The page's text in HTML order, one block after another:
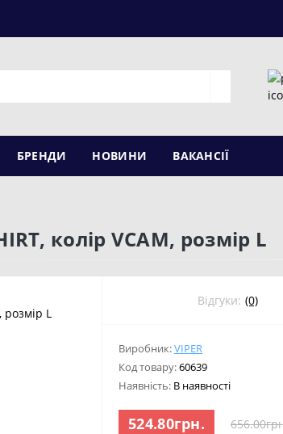
БРЕНДИ НОВИНИ ВАКАНСІЇ
колір VCAM, розмір L
Відгуки: (0)
Виробник:VIPER
Код товару:60639
Наявність: В наявності
524.80грн.